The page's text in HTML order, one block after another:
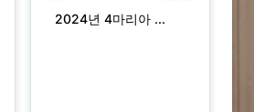
2024년 4마리아 ...